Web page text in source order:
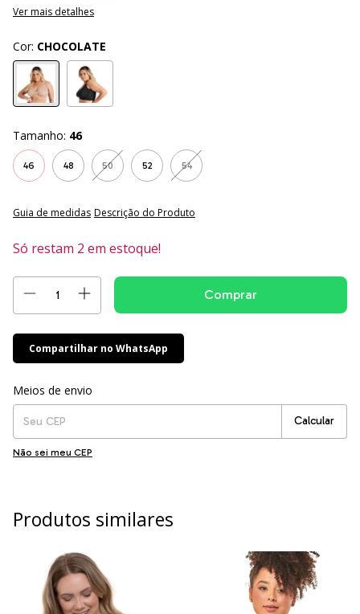
Ver mais detalhes
Cor: CHOCOLATE
Tamanho: 46
46 48 50 52 54
Guia de medidas Descrição do Produto
Só restam 2 em estoque!
Compartilhar no WhatsApp
Entregas para o CEP:
Meios de envio
Calcular
Não sei meu CEP
Produtos similares